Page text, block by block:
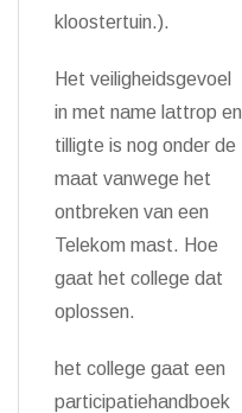
kloostertuin.).
Het veiligheidsgevoel
in met name lattrop en
tilligte is nog onder de
maat vanwege het
ontbreken van een
Telekom mast. Hoe
gaat het college dat
oplossen.
het college gaat een
participatiehandboek